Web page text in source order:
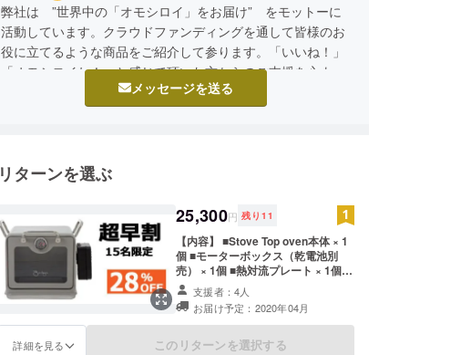
弊社は ”世界中の「オモシロイ」をお届け” をモットーに
活動しています。クラウドファンディングを通して皆様のお
役に立てるような商品をご紹介して参ります。「いいね！」
「オモシロイね！」と感じて頂いた方からのご支援を心より
お待ちしております。 メッセージを送る
リターンを選ぶ
25,300円 残り 11
【内容】 ■Stove Top oven本体 × 1
個 ■モーターボックス（乾電池別
売） × 1個 ■熱対流プレート × 1個 ■
オイル収集プレート × 1個 ■ロティ
サリーフォーク × 1個 ■ロティサ
リーフォークリフター × 1個 ■ワイ
ヤーラック × 2個 ■アルミホイル
ラック × 1個 ■オーブンスタンド × 1
支援者：4人
お届け予定：2020年04月
詳細を見る このリターンを選択する